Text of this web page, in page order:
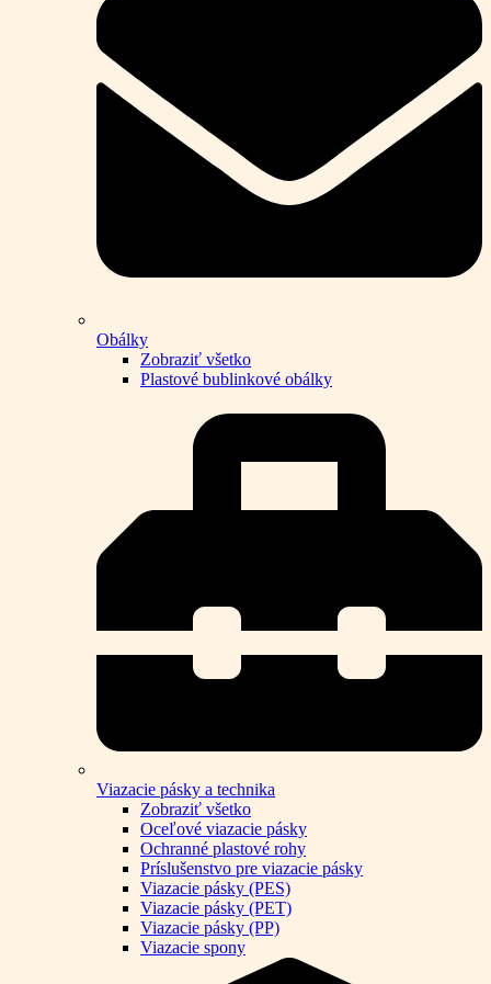
Obálky
Zobraziť všetko
Plastové bublinkové obálky
Viazacie pásky a technika
Zobraziť všetko
Oceľové viazacie pásky
Ochranné plastové rohy
Príslušenstvo pre viazacie pásky
Viazacie pásky (PES)
Viazacie pásky (PET)
Viazacie pásky (PP)
Viazacie spony